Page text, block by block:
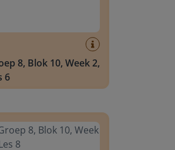
8, Blok 10, Week 2,
6